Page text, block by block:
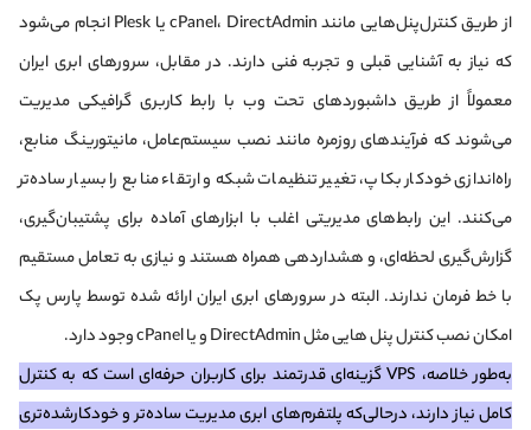
از طریق کنترل‌پنل‌هایی مانند cPanel، DirectAdmin یا Plesk انجام می‌شود
که نیاز به آشنایی قبلی و تجربه فنی دارند. در مقابل، سرورهای ابری ایران
معمولاً از طریق داشبوردهای تحت وب با رابط کاربری گرافیکی مدیریت
می‌شوند که فرآیندهای روزمره مانند نصب سیستم‌عامل، مانیتورینگ منابع،
راه‌اندازی خودکار بکاپ، تغییر تنظیمات شبکه و ارتقاء منابع را بسیار ساده‌تر
می‌کنند. این رابط‌های مدیریتی اغلب با ابزارهای آماده برای پشتیبان‌گیری،
گزارش‌گیری لحظه‌ای، و هشداردهی همراه هستند و نیازی به تعامل مستقیم
با خط فرمان ندارند. البته در سرورهای ابری ایران ارائه شده توسط پارس پک
امکان نصب کنترل پنل هایی مثل DirectAdmin و یا cPanel وجود دارد.
به‌طور خلاصه، VPS گزینه‌ای قدرتمند برای کاربران حرفه‌ای است که به کنترل
کامل نیاز دارند، درحالی‌که پلتفرم‌های ابری مدیریت ساده‌تر و خودکارشده‌تری